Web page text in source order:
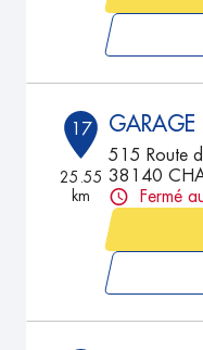
17
25.55
km
GARAGE
515 Route
38140
Fermé